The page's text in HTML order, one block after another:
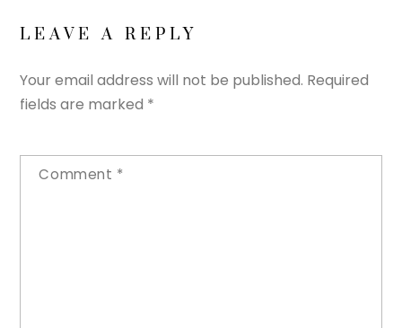
LEAVE A REPLY
Your email address will not be published. Required
fields are marked *
Comment *